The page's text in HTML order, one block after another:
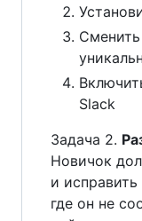
Slack
Задача 2.
Новичок
и
где он не